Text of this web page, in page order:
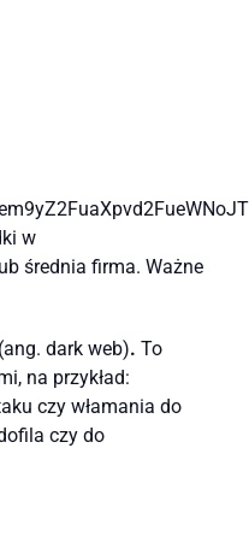
w
średnia firma. Ważne
dark web). To
na przykład:
czy włamania do
czy do